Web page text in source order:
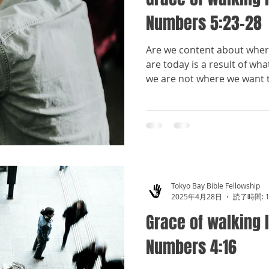
Numbers 5:23-28
Are we content about
are today is a result of
we are not where we want
Grace of walking
Numbers 4:16
Tokyo Bay Bible Fellowship
2025年4月28日
読了時間: